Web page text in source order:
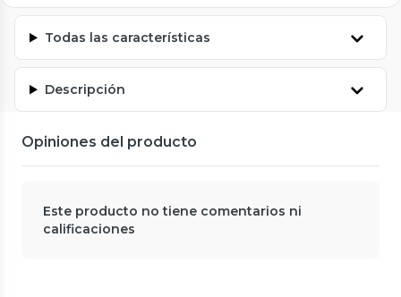
Todas las características
Descripción
Opiniones del producto
Este producto no tiene comentarios ni
calificaciones